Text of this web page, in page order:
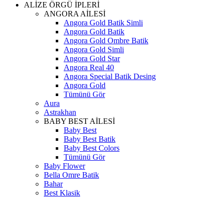
ALİZE ÖRGÜ İPLERİ
ANGORA AİLESİ
Angora Gold Batik Simli
Angora Gold Batik
Angora Gold Ombre Batik
Angora Gold Simli
Angora Gold Star
Angora Real 40
Angora Special Batik Desing
Angora Gold
Tümünü Gör
Aura
Astrakhan
BABY BEST AİLESİ
Baby Best
Baby Best Batik
Baby Best Colors
Tümünü Gör
Baby Flower
Bella Omre Batik
Bahar
Best Klasik